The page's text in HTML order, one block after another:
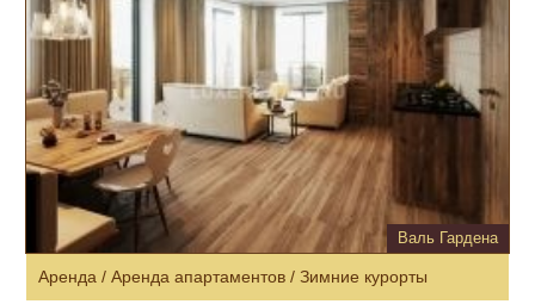
Валь Гардена
Аренда / Аренда апартаментов / Зимние курорты